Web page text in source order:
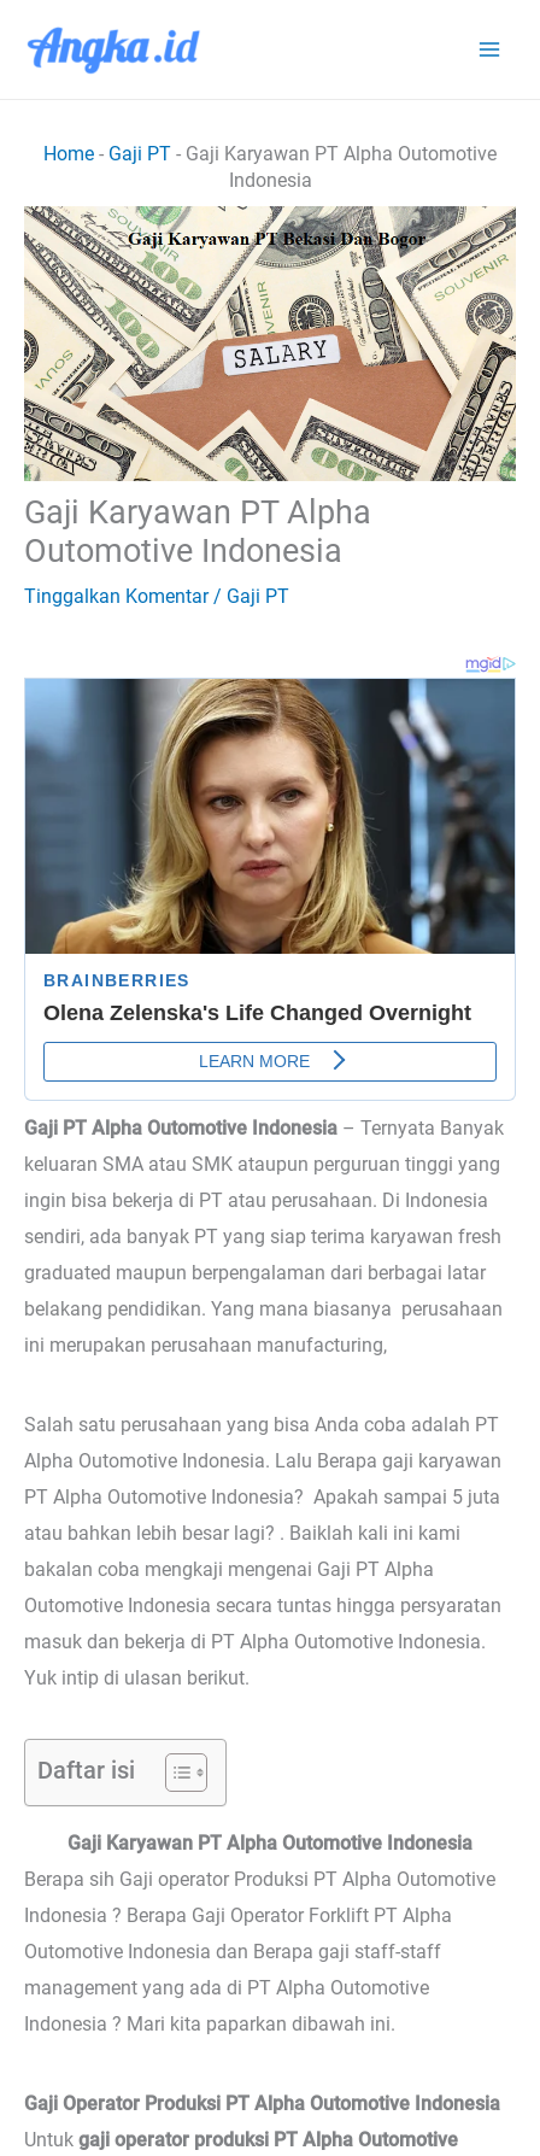
Home - Gaji PT - Gaji Karyawan PT Alpha Outomotive
Indonesia
Gaji Karyawan PT Alpha
Outomotive Indonesia
Tinggalkan Komentar / Gaji PT
Gaji PT Alpha Outomotive Indonesia – Ternyata Banyak
keluaran SMA atau SMK ataupun perguruan tinggi yang
ingin bisa bekerja di PT atau perusahaan. Di Indonesia
sendiri, ada banyak PT yang siap terima karyawan fresh
graduated maupun berpengalaman dari berbagai latar
belakang pendidikan. Yang mana biasanya perusahaan
ini merupakan perusahaan manufacturing,
Salah satu perusahaan yang bisa Anda coba adalah PT
Alpha Outomotive Indonesia. Lalu Berapa gaji karyawan
PT Alpha Outomotive Indonesia? Apakah sampai 5 juta
atau bahkan lebih besar lagi? . Baiklah kali ini kami
bakalan coba mengkaji mengenai Gaji PT Alpha
Outomotive Indonesia secara tuntas hingga persyaratan
masuk dan bekerja di PT Alpha Outomotive Indonesia.
Yuk intip di ulasan berikut.
Daftar isi
Gaji Karyawan PT Alpha Outomotive Indonesia
Berapa sih Gaji operator Produksi PT Alpha Outomotive
Indonesia ? Berapa Gaji Operator Forklift PT Alpha
Outomotive Indonesia dan Berapa gaji staff-staff
management yang ada di PT Alpha Outomotive
Indonesia ? Mari kita paparkan dibawah ini.
Gaji Operator Produksi PT Alpha Outomotive Indonesia
Untuk gaji operator produksi PT Alpha Outomotive